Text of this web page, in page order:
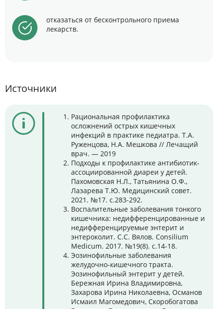
отказаться от бесконтрольного приема
лекарств.
Источники
Рациональная профилактика
осложнений острых кишечных
инфекций в практике педиатра. Т.А.
Руженцова, Н.А. Мешкова // Лечащий
врач. — 2019
Подходы к профилактике антибиотик-
ассоциированной диареи у детей.
Пахомовская Н.Л., Татьянина О.Ф.,
Лазарева Т.Ю. Медицинский совет.
2021. №17. с.283-292.
Воспалительные заболевания тонкого
кишечника: недифференцированные и
недифференцируемые энтерит и
энтероколит. С.С. Вялов. Consilium
Medicum. 2017. №19(8). с.14-18.
Эозинофильные заболевания
желудочно-кишечного тракта.
Эозинофильный энтерит у детей.
Бережная Ирина Владимировна,
Захарова Ирина Николаевна, Османов
Исмаил Магомедович, Скоробогатова